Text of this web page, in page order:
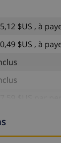
$US , à
$US , à
$US par